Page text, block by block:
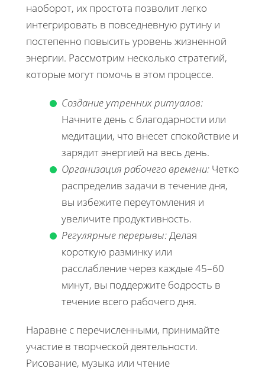
наоборот, их простота позволит легко
интегрировать в повседневную рутину и
постепенно повысить уровень жизненной
энергии. Рассмотрим несколько стратегий,
которые могут помочь в этом процессе.
Создание утренних ритуалов:
Начните день с благодарности или
медитации, что внесет спокойствие и
зарядит энергией на весь день.
Организация рабочего времени: Четко
распределив задачи в течение дня,
вы избежите переутомления и
увеличите продуктивность.
Регулярные перерывы:Делая
короткую разминку или
расслабление через каждые 45–60
минут, вы поддержите бодрость в
течение всего рабочего дня.
Наравне с перечисленными, принимайте
участие в творческой деятельности.
Рисование, музыка или чтение